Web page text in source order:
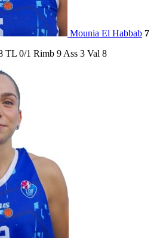
Mounia El Habbab 7
TL 0/1 Rimb 9 Ass 3 Val 8